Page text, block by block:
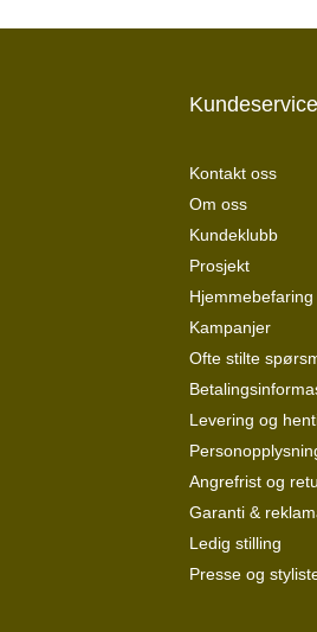
Kundeservice
Kontakt oss
Om oss
Kundeklubb
Prosjekt
Hjemmebefaring
Kampanjer
Ofte stilte
Levering og
Angrefrist og
Garanti &
Ledig stilling
Presse og